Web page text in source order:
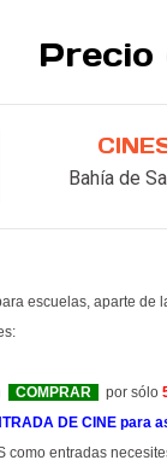
más
Bahía de
escuelas, aparte de
COMPRAR por sólo
DE CINE para
como entradas